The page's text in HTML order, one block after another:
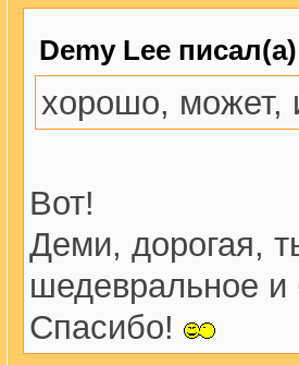
Demy Lee
хорошо, может,
Вот!
Деми, дорогая,
шедевральное
Спасибо!